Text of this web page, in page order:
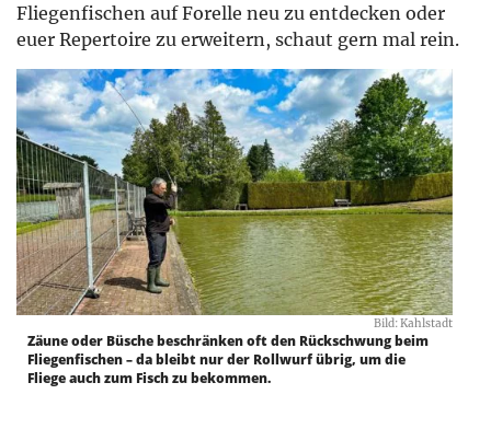
Fliegenfischen auf Forelle neu zu entdecken oder
euer Repertoire zu erweitern, schaut gern mal rein.
Bild: Kahlstadt
Zäune oder Büsche beschränken oft den Rückschwung beim
Fliegenfischen – da bleibt nur der Rollwurf übrig, um die
Fliege auch zum Fisch zu bekommen.